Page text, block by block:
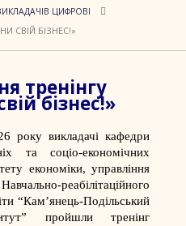
ЦИФРОВІ
СВІЙ БІЗНЕС!»
тренінгу
бізнес!»
року викладачі кафедри
та соціо-економічних
економіки, управління
реабілітаційного
“Кам’янець-Подільський
пройшли тренінг